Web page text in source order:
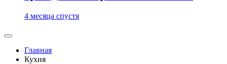
4 месяца спустя
Главная
Кухня